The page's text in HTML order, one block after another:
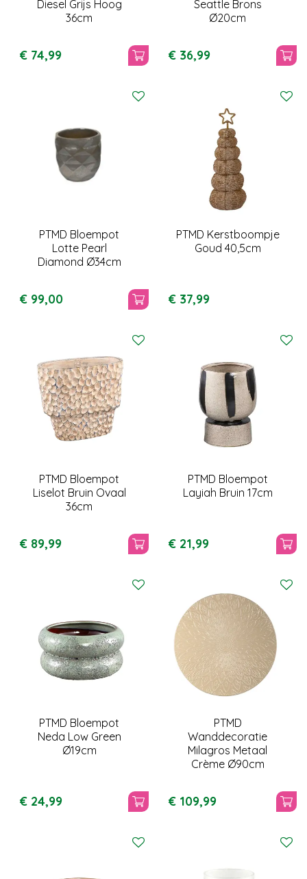
Diesel Grijs Hoog
36cm
€ 74,99
Seattle Brons
Ø20cm
€ 36,99
PTMD Bloempot
Lotte Pearl
Diamond Ø34cm
€ 99,00
PTMD Kerstboompje
Goud 40,5cm
€ 37,99
PTMD Bloempot
Liselot Bruin Ovaal
36cm
€ 89,99
PTMD Bloempot
Layiah Bruin 17cm
€ 21,99
PTMD Bloempot
Neda Low Green
Ø19cm
€ 24,99
PTMD
Wanddecoratie
Milagros Metaal
Crème Ø90cm
€ 109,99